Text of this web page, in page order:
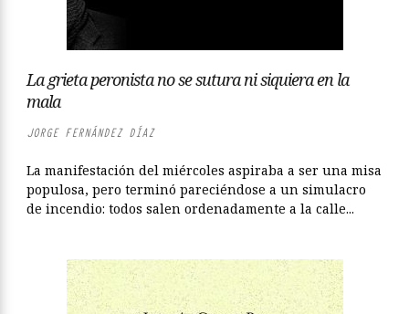
La grieta peronista no se sutura ni siquiera en la
mala
JORGE FERNÁNDEZ DÍAZ
La manifestación del miércoles aspiraba a ser una misa
populosa, pero terminó pareciéndose a un simulacro
de incendio: todos salen ordenadamente a la calle...